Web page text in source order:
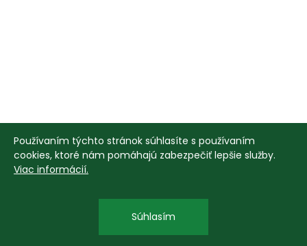
Používaním týchto stránok súhlasíte s používaním
cookies, ktoré nám pomáhajú zabezpečiť lepšie služby.
Viac informácií.
Súhlasím